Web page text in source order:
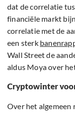
dat de correlatie
financiële markt
correlatie met de
een sterk
Wall Street de
aldus Moya over
Cryptowinter
Over het algemeen